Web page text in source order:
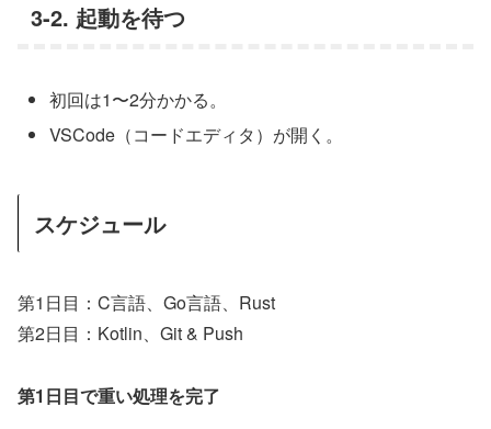
3-2. 起動を待つ
初回は1〜2分かかる。
VSCode（コードエディタ）が開く。
スケジュール
第1日目：C言語、Go言語、Rust
第2日目：Kotlin、Git & Push
第1日目で重い処理を完了